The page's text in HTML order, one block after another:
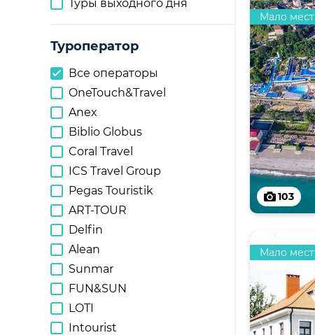
Туры выходного дня
Туроператор
Все операторы
OneTouch&Travel
Anex
Biblio Globus
Coral Travel
ICS Travel Group
Pegas Touristik
ART-TOUR
Delfin
Alean
Sunmar
FUN&SUN
LOTI
Intourist
103
Мало мест
Мало мест